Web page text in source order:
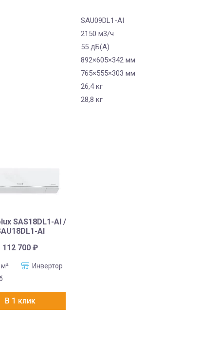
SAU09DL1-AI
2150 м3/ч
55 дБ(А)
892×605×342 мм
765×555×303 мм
26,4 кг
28,8 кг
SAS18DL1-AI /
AI
112 700₽
Инвертор
В 1 клик